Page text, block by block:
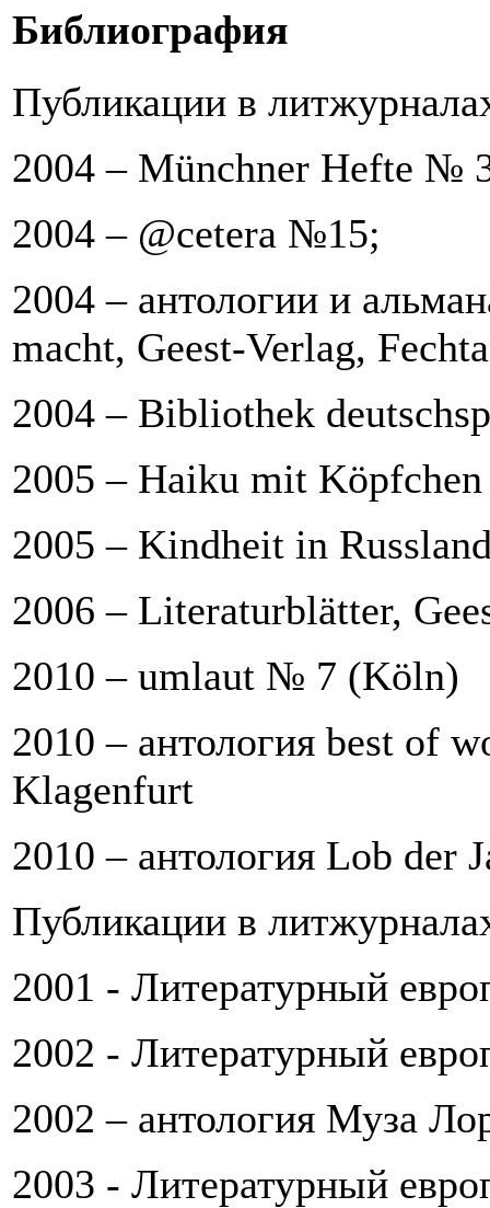
Библиография
Публикации в
2004 – Münchner Hefte №
2004 – @cetera №15;
2004 – антологии и
macht, Geest-Verlag,
2004 – Bibliothek
2005 – Haiku mit Köpfchen
2005 – Kindheit in
2006 – Literaturblätter,
2010 – umlaut № 7 (Köln)
2010 – антология best of
Klagenfurt
2010 – антология Lob der
Публикации в
2001 - Литературный
2002 - Литературный
2002 – антология Муза
2003 - Литературный